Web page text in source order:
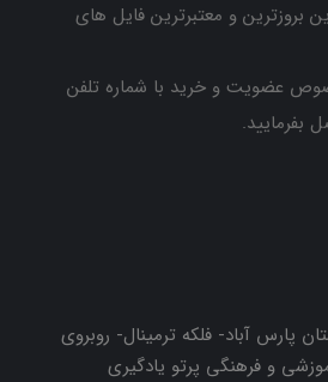
بروزترین و معتبرترین فایل های
عضویت و خرید با شماره تلفن
پارس آباد- فلکه ترمینال- روبروی
و فرهنگی پرتو یادگیری